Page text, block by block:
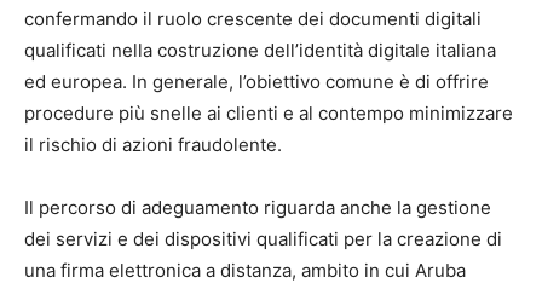
confermando il ruolo crescente dei documenti digitali
qualificati nella costruzione dell’identità digitale italiana
ed europea. In generale, l’obiettivo comune è di offrire
procedure più snelle ai clienti e al contempo minimizzare
il rischio di azioni fraudolente.
Il percorso di adeguamento riguarda anche la gestione
dei servizi e dei dispositivi qualificati per la creazione di
una firma elettronica a distanza, ambito in cui Aruba